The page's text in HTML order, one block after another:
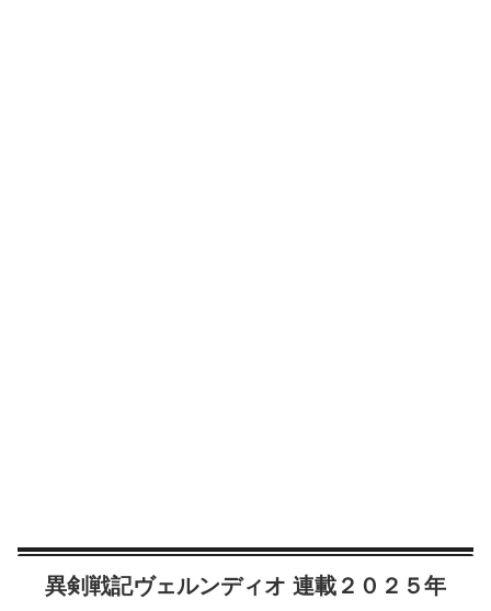
異剣戦記ヴェルンディオ 連載２０２５年